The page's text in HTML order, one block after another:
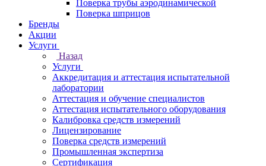
Поверка трубы аэродинамической
Поверка шприцов
Бренды
Акции
Услуги
Назад
Услуги
Аккредитация и аттестация испытательной
лаборатории
Аттестация и обучение специалистов
Аттестация испытательного оборудования
Калибровка средств измерений
Лицензирование
Поверка средств измерений
Промышленная экспертиза
Сертификация